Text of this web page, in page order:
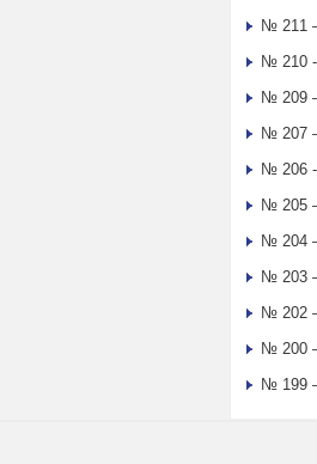
№ 211
№ 210
№ 209
№ 207
№ 206
№ 205
№ 204
№ 203
№ 202
№ 200
№ 199